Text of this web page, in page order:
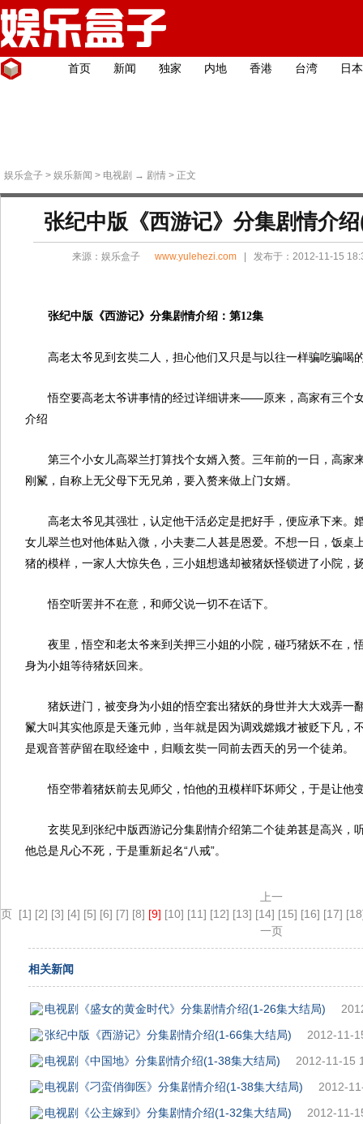
首页 新闻 独家 内地 香港 台湾 日本
娱乐盒子 > 娱乐新闻 > 电视剧 → 剧情 > 正文
张纪中版《西游记》分集剧情介
来源： 娱乐盒子 www.yulehezi.com | 发布于：2012-11-15
张纪中版《西游记》分集剧情介绍：第12集
高老太爷见到玄奘二人，担心他们又只是与以往一样骗吃骗喝
悟空要高老太爷讲事情的经过详细讲来——原来，高家有三个
介绍
第三个小女儿高翠兰打算找个女婿入赘。三年前的一日，高家
刚鬣，自称上无父母下无兄弟，要入赘来做上门女婿。
高老太爷见其强壮，认定他干活必定是把好手，便应承下来。
女儿翠兰也对他体贴入微，小夫妻二人甚是恩爱。不想一日，饭桌
猪的模样，一家人大惊失色，三小姐想逃却被猪妖怪锁进了小院，
悟空听罢并不在意，和师父说一切不在话下。
夜里，悟空和老太爷来到关押三小姐的小院，碰巧猪妖不在，
身为小姐等待猪妖回来。
猪妖进门，被变身为小姐的悟空套出猪妖的身世并大大戏弄一
鬣大叫其实他原是天蓬元帅，当年就是因为调戏嫦娥才被贬下凡，
是观音菩萨留在取经途中，归顺玄奘一同前去西天的另一个徒弟。
悟空带着猪妖前去见师父，怕他的丑模样吓坏师父，于是让他
玄奘见到张纪中版西游记分集剧情介绍第二个徒弟甚是高兴，
他总是凡心不死，于是重新起名“八戒”。
上一
页 [1] [2] [3] [4] [5] [6] [7] [8] [9] [10] [11] [12] [13] [14] [15] [16] [17]
一页
相关新闻
电视剧《盛女的黄金时代》分集剧情介绍(1-26集大结局)
张纪中版《西游记》分集剧情介绍(1-66集大结局)
2012-11-
电视剧《中国地》分集剧情介绍(1-38集大结局)
2012-11-15
电视剧《刁蛮俏御医》分集剧情介绍(1-38集大结局)
2012-
电视剧《公主嫁到》分集剧情介绍(1-32集大结局)
2012-11-